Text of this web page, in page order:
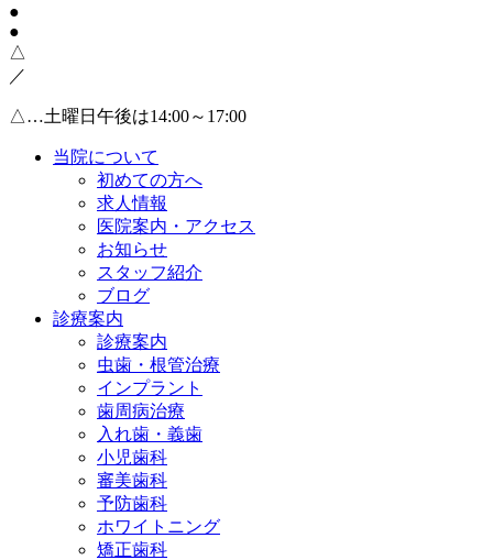
●
●
△
／
△…土曜日午後は14:00～17:00
当院について
初めての方へ
求人情報
医院案内・アクセス
お知らせ
スタッフ紹介
ブログ
診療案内
診療案内
虫歯・根管治療
インプラント
歯周病治療
入れ歯・義歯
小児歯科
審美歯科
予防歯科
ホワイトニング
矯正歯科